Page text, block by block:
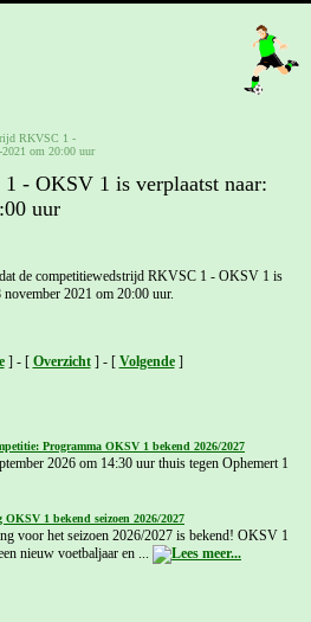
RKVSC 1 -
om 20:00 uur
- OKSV 1 is verplaatst naar:
uur
de competitiewedstrijd RKVSC 1 - OKSV 1 is
2021 om 20:00 uur.
] - [ Overzicht] - [ Volgende]
Programma OKSV 1 bekend 2026/2027
2026 om 14:30 uur thuis tegen Ophemert 1
1 bekend seizoen 2026/2027
voor het seizoen 2026/2027 is bekend! OKSV 1
nieuw voetbaljaar en ...